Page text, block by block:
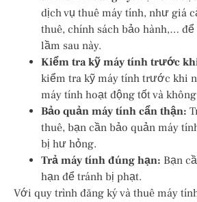
dịch vụ thuê máy tính, như giá
thuê, chính sách bảo hành,…
lầm sau này.
Kiểm tra kỹ máy tính trước
kiểm tra kỹ máy tính trước khi
máy tính hoạt động tốt và
Bảo quản máy tính cẩn thận:
thuê, bạn cần bảo quản máy
bị hư hỏng.
Trả máy tính đúng hạn: Bạn
hạn để tránh bị phạt.
Với quy trình đăng ký và thuê máy